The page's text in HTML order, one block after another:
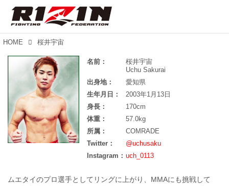
HOME 桜井宇宙
名前：
桜井宇宙
Uchu Sakurai
出身地：
愛知県
生年月日：
2003年1月13日
身長：
170cm
体重：
57.0kg
所属：
COMRADE
Twitter：
@uchusaku
Instagram： uch_0113
ムエタイのプロ選手としてリングに上がり、MMAにも挑戦して